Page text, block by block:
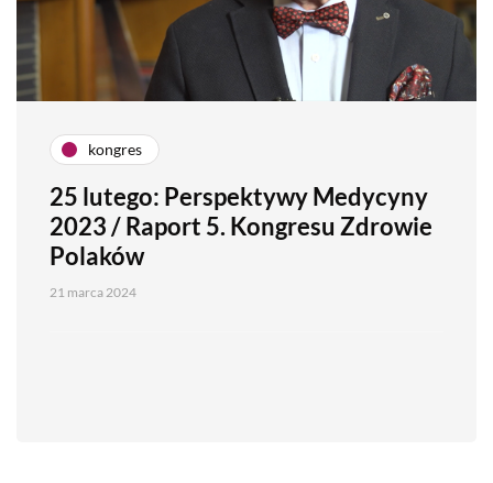
kongres
25 lutego: Perspektywy Medycyny
2023 / Raport 5. Kongresu Zdrowie
Polaków
21 marca 2024